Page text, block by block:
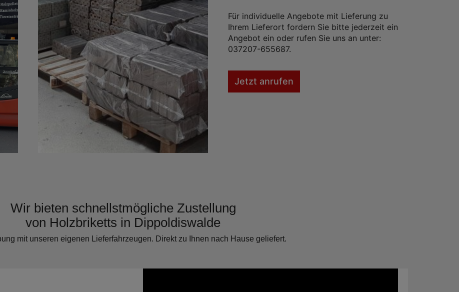
Für individuelle Angebote mit Lieferung zu
Ihrem Lieferort fordern Sie bitte jederzeit ein
Angebot ein oder rufen Sie uns an unter:
037207-655687.
Jetzt anrufen
Wir bieten schnellstmögliche Zustellung
von Holzbriketts in Dippoldiswalde
mit unseren eigenen Lieferfahrzeugen. Direkt zu Ihnen nach Hause geliefert.